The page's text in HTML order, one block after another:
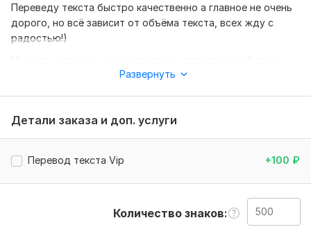
Переведу текста быстро качественно а главное не очень
дорого, но всё зависит от объёма текста, всех жду с
радостью!)
удобнее:@Polypokerha
Нужно для заказа:
Что бы выполнить работу качественно мне понадобится
Тематика: Интернет и технологии,
Культура и искусство,Товары и услуги,Туризм и
Развернуть
Детали заказа и доп. услуги
Перевод текста Vip +100 ₽
Количество знаков